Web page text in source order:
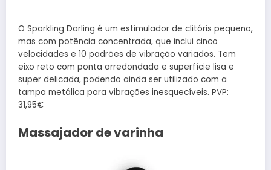
O Sparkling Darling é um estimulador de clitóris pequeno,
mas com potência concentrada, que inclui cinco
velocidades e 10 padrões de vibração variados. Tem
eixo reto com ponta arredondada e superfície lisa e
super delicada, podendo ainda ser utilizado com a
tampa metálica para vibrações inesquecíveis. PVP:
31,95€
Massajador de varinha